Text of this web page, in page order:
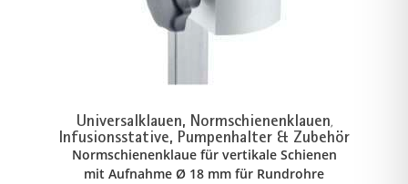
Universalklauen, Normschienenklauen,
Infusionsstative, Pumpenhalter & Zubehör
Normschienenklaue für vertikale Schienen
mit Aufnahme Ø 18 mm für Rundrohre